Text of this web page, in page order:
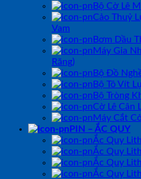
Bộ Cờ Lê
Cảo Thuỷ
Vam
Bơm Dầu
Máy Gia
Răng)
Bộ Đồ
Bộ Tô Vít
Bộ Tròng
Cờ Lê Cân
Máy Cắt
PIN – ẮC QUY
Ắc Quy
Ắc Quy
Ắc Quy
Ắc Quy